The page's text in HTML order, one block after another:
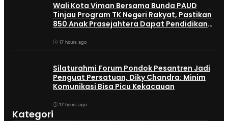
Wali Kota Viman Bersama Bunda PAUD
Tinjau Program TK Negeri Rakyat, Pastikan
850 Anak Prasejahtera Dapat Pendidikan
17 hours ago
Silaturahmi Forum Pondok Pesantren Jadi
Penguat Persatuan, Diky Chandra: Minim
Komunikasi Bisa Picu Kekacauan
17 hours ago
Kategori